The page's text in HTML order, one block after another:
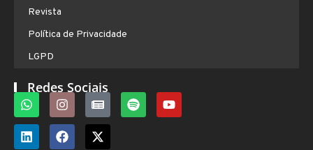
Revista
Política de Privacidade
LGPD
Redes Sociais